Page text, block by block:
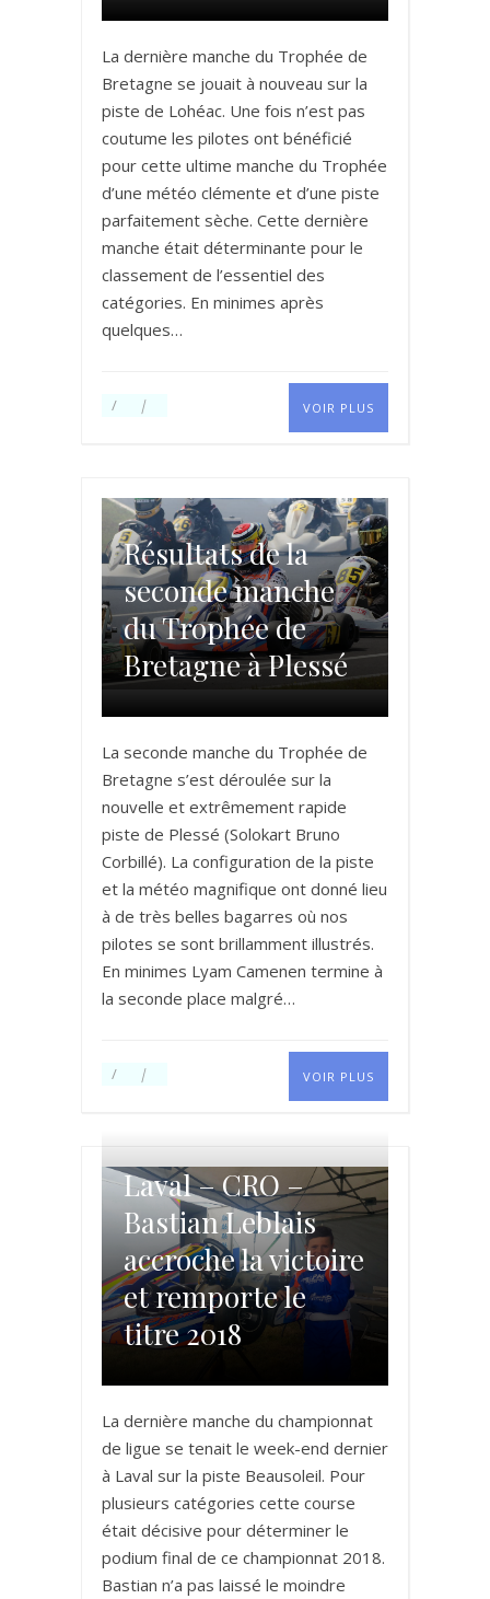
La dernière manche du Trophée de
Bretagne se jouait à nouveau sur la
piste de Lohéac. Une fois n’est pas
coutume les pilotes ont bénéficié
pour cette ultime manche du Trophée
d’une météo clémente et d’une piste
parfaitement sèche. Cette dernière
manche était déterminante pour le
classement de l’essentiel des
catégories. En minimes après
quelques…
VOIR PLUS
Résultats de la
seconde manche
du Trophée de
Bretagne à Plessé
La seconde manche du Trophée de
Bretagne s’est déroulée sur la
nouvelle et extrêmement rapide
piste de Plessé (Solokart Bruno
Corbillé). La configuration de la piste
et la météo magnifique ont donné lieu
à de très belles bagarres où nos
pilotes se sont brillamment illustrés.
En minimes Lyam Camenen termine à
la seconde place malgré…
VOIR PLUS
Laval – CRO –
Bastian Leblais
accroche la victoire
et remporte le
titre 2018
La dernière manche du championnat
de ligue se tenait le week-end dernier
à Laval sur la piste Beausoleil. Pour
plusieurs catégories cette course
était décisive pour déterminer le
podium final de ce championnat 2018.
Bastian n’a pas laissé le moindre